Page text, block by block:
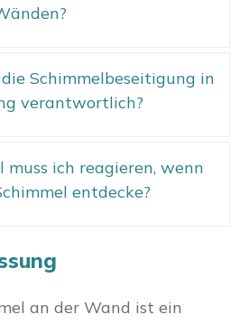
Schimmelbeseitigung in
verantwortlich?
muss ich reagieren, wenn
entdecke?
an der Wand ist ein